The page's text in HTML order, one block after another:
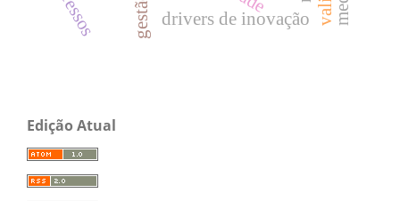
drivers de inovação
Edição Atual